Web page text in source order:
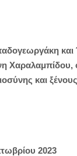
και
Χαραλαμπίδου,
και
2023